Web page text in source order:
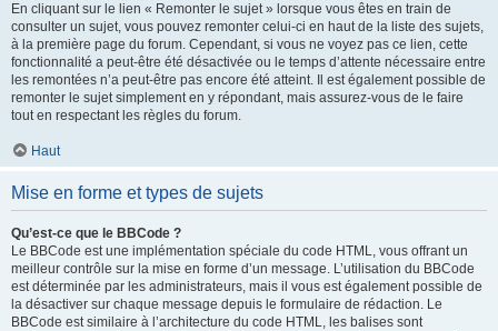
En cliquant sur le lien « Remonter le sujet » lorsque vous êtes en train de
consulter un sujet, vous pouvez remonter celui-ci en haut de la liste des sujets,
à la première page du forum. Cependant, si vous ne voyez pas ce lien, cette
fonctionnalité a peut-être été désactivée ou le temps d’attente nécessaire entre
les remontées n’a peut-être pas encore été atteint. Il est également possible de
remonter le sujet simplement en y répondant, mais assurez-vous de le faire
tout en respectant les règles du forum.
Haut
Mise en forme et types de sujets
Qu’est-ce que le BBCode ?
Le BBCode est une implémentation spéciale du code HTML, vous offrant un
meilleur contrôle sur la mise en forme d’un message. L’utilisation du BBCode
est déterminée par les administrateurs, mais il vous est également possible de
la désactiver sur chaque message depuis le formulaire de rédaction. Le
BBCode est similaire à l’architecture du code HTML, les balises sont